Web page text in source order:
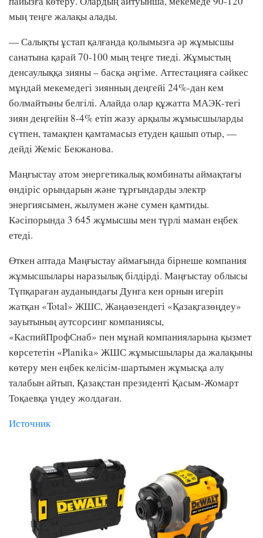
мың теңге жалақы алады.
— Салықты ұстап қалғанда қолымызға әр жұмысшы
санатына қарай 70-100 мың теңге тиеді. Жұмыстың
денсаулыққа зияны – басқа әңгіме. Аттестацияға сәйкес
мұндай мекемедегі зиянның деңгейі 24%-дан кем
болмайтыны белгілі. Алайда олар құжатта МАЭК-тегі
зиян деңгейін 8-4% етіп жазу арқылы жұмысшыларды
сүтпен, тамақпен қамтамасыз етуден қашып отыр, —
дейді Жеміс Бекжанова.
Маңғыстау атом энергетикалық комбинаты аймақтағы
өндіріс орындарын және тұрғындарды электр
энергиясымен, жылумен және сумен қамтиды.
Кәсіпорында 3 645 жұмысшы мен түрлі маман еңбек
етеді.
Өткен аптада Маңғыстау аймағында бірнеше компания
жұмысшылары наразылық білдірді. Маңғыстау облысы
Түпқараған ауданындағы Дунга кен орнын игеріп
жатқан «Total» ЖШС, Жаңаөзендегі «Қазақгазөңдеу»
зауытының аутсорсинг компаниясы,
«КаспийПрофСнаб» пен мұнай компанияларына қызмет
көрсететін «Planika» ЖШС жұмысшылары да жалақыны
көтеру мен еңбек келісім-шартымен жұмысқа алу
талабын айтып, Қазақстан президенті Қасым-Жомарт
Тоқаевқа үндеу жолдаған.
Источник